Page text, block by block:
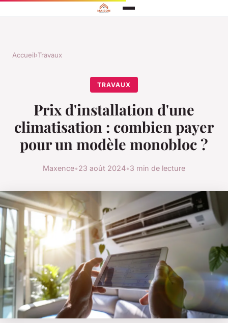
Accueil›Travaux
TRAVAUX
Prix d'installation d'une
climatisation : combien payer
pour un modèle monobloc ?
Maxence•23 août 2024•3 min de lecture